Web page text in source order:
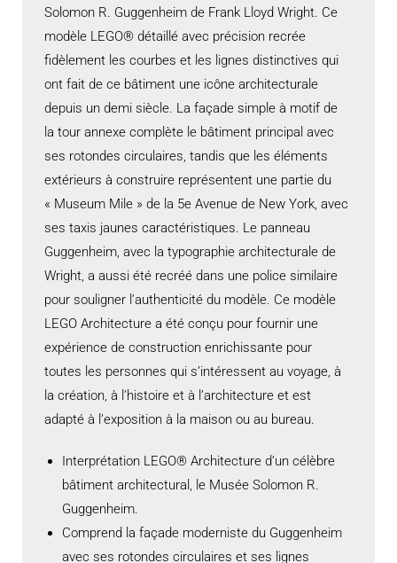
Solomon R. Guggenheim de Frank Lloyd Wright. Ce
modèle LEGO® détaillé avec précision recrée
fidèlement les courbes et les lignes distinctives qui
ont fait de ce bâtiment une icône architecturale
depuis un demi siècle. La façade simple à motif de
la tour annexe complète le bâtiment principal avec
ses rotondes circulaires, tandis que les éléments
extérieurs à construire représentent une partie du
« Museum Mile » de la 5e Avenue de New York, avec
ses taxis jaunes caractéristiques. Le panneau
Guggenheim, avec la typographie architecturale de
Wright, a aussi été recréé dans une police similaire
pour souligner l’authenticité du modèle. Ce modèle
LEGO Architecture a été conçu pour fournir une
expérience de construction enrichissante pour
toutes les personnes qui s’intéressent au voyage, à
la création, à l’histoire et à l’architecture et est
adapté à l’exposition à la maison ou au bureau.
Interprétation LEGO® Architecture d’un célèbre
bâtiment architectural, le Musée Solomon R.
Guggenheim.
Comprend la façade moderniste du Guggenheim
avec ses rotondes circulaires et ses lignes